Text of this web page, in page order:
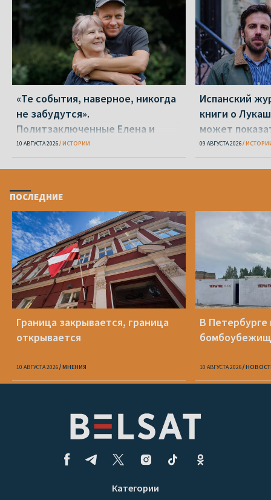
«Те события, наверное, никогда
не забудутся».
Политзаключенные Елена и
Сергей Мовшук – о 2020-м и
шести годах после
10 АВГУСТА 2026 ИСТОРИИ
Испанский
книги о
может
странам, что
демократией»
09 АВГУСТА 2026
ПОСЛЕДНИЕ
Граница закрывается, граница
открывается
10 АВГУСТА 2026 МНЕНИЯ
В Петербурге
10 АВГУСТА 2026
Категории